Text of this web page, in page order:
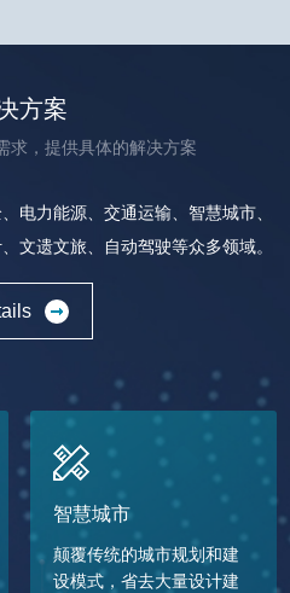
方案
求，提供具体的解决方案
电力能源、交通运输、智慧城市、
文遗文旅、自动驾驶等众多领域。
智慧城市
颠覆传统的城市规划和建
设模式，省去大量设计建